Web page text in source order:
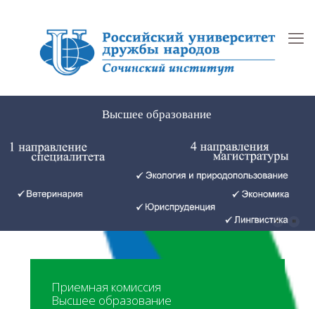
Высшее образование
Приемная комиссия
Высшее образование